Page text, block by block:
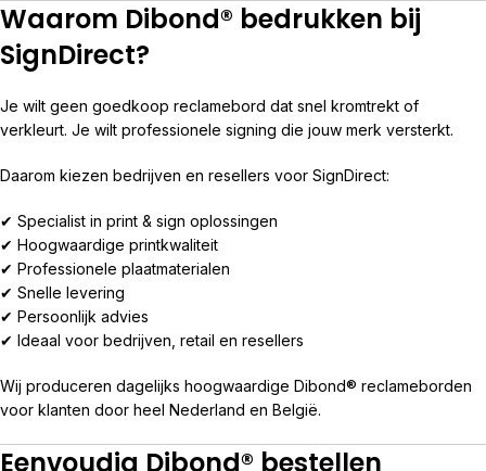
Waarom Dibond® bedrukken bij
SignDirect?
Je wilt geen goedkoop reclamebord dat snel kromtrekt of
verkleurt. Je wilt professionele signing die jouw merk versterkt.
Daarom kiezen bedrijven en resellers voor SignDirect:
✔ Specialist in print & sign oplossingen
✔ Hoogwaardige printkwaliteit
✔ Professionele plaatmaterialen
✔ Snelle levering
✔ Persoonlijk advies
✔ Ideaal voor bedrijven, retail en resellers
Wij produceren dagelijks hoogwaardige Dibond® reclameborden
voor klanten door heel Nederland en België.
Eenvoudig Dibond® bestellen